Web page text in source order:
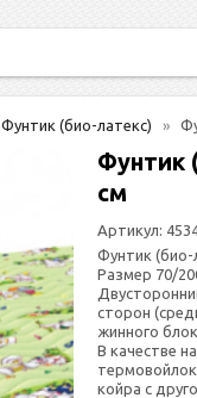
Фунтик (био-латекс)
Фунтик
см
Артикул:
Фунтик (био-
Размер 70/
сто­рон
жин­но­го
В ка­чес­тве
кой­ра с